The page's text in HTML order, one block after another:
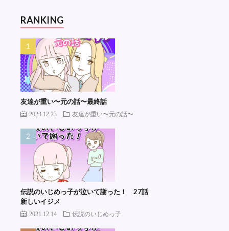
RANKING
友達が重い〜元の話〜最終話
2023.12.23 友達が重い〜元の話〜
伝説のいじめっ子が泣いて謝った！ 27話
新しいイジメ
2021.12.14 伝説のいじめっ子